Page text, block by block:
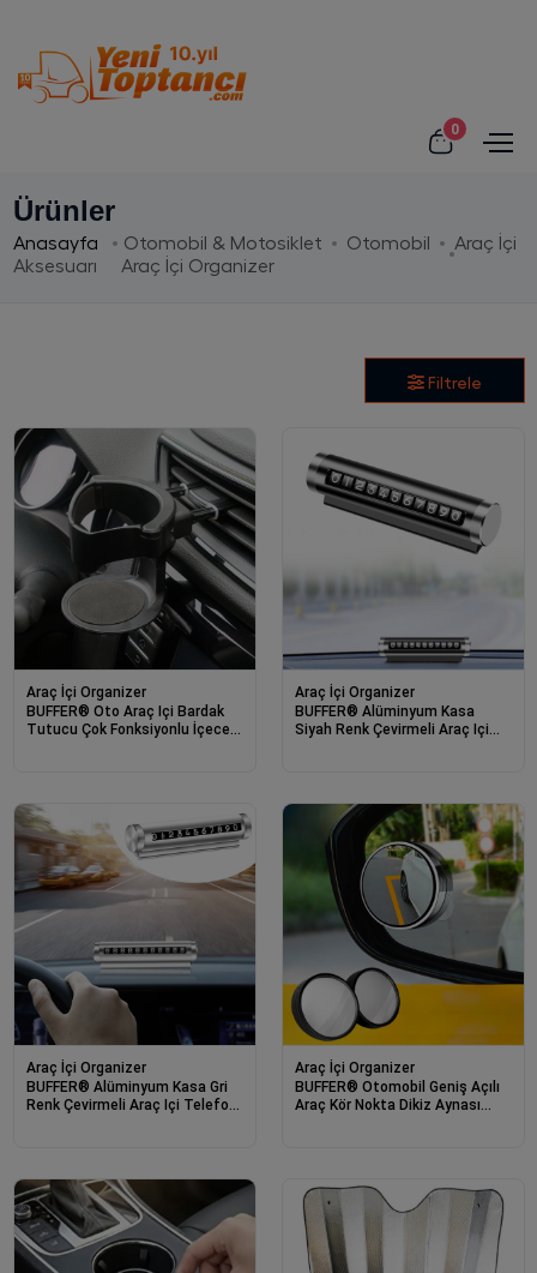
0
Ürünler
Anasayfa Otomobil & Motosiklet Otomobil
Araç İçi
Aksesuarı
Araç İçi Organizer
Filtrele
Araç İçi Organizer
BUFFER® Oto Araç Içi Bardak
Tutucu Çok Fonksiyonlu İçecek
Araç İçi Organizer
BUFFER® Alüminyum Kasa
Siyah Renk Çevirmeli Araç Içi
Araç İçi Organizer
BUFFER® Alüminyum Kasa Gri
Renk Çevirmeli Araç Içi Telefon
Araç İçi Organizer
BUFFER® Otomobil Geniş Açılı
Araç Kör Nokta Dikiz Aynası